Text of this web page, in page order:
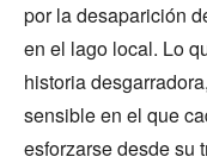
por la desaparición
en el lago local. Lo
historia
sensible en el que
esforzarse desde su